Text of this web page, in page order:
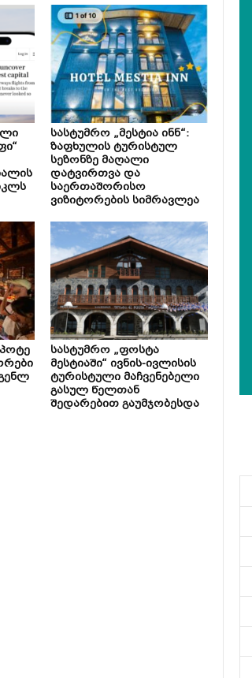
სასტუმრო „მესტია ინნ“:
ზაფხულის ტურისტულ
სეზონზე მაღალი
დატვირთვა და
საერთაშორისო
ვიზიტორების სიმრავლეა
სასტუმრო „ფოსტა
მესტიაში“ ივნის-ივლისის
ტურისტული მაჩვენებელი
გასულ წელთან
შედარებით გაუმჯობესდა